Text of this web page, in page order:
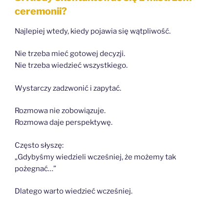
ceremonii?
Najlepiej wtedy, kiedy pojawia się wątpliwość.
Nie trzeba mieć gotowej decyzji.
Nie trzeba wiedzieć wszystkiego.
Wystarczy zadzwonić i zapytać.
Rozmowa nie zobowiązuje.
Rozmowa daje perspektywę.
Często słyszę:
„Gdybyśmy wiedzieli wcześniej, że możemy tak
pożegnać…”
Dlatego warto wiedzieć wcześniej.